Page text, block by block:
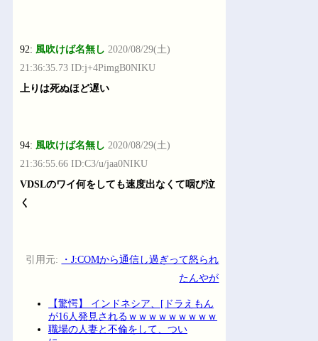
92: 風吹けば名無し 2020/08/29(土)
21:36:35.73 ID:j+4PimgB0NIKU
上りは死ぬほど遅い
94: 風吹けば名無し 2020/08/29(土)
21:36:55.66 ID:C3/u/jaa0NIKU
VDSLのワイ何をしても速度出なくて咽び泣
く
引用元:
・J:COMから通信し過ぎって怒られ
たんやが
【驚愕】 インドネシア、[ドラえもん
が16人発見されるｗｗｗｗｗｗｗｗｗ
職場の人妻と不倫をして、つい